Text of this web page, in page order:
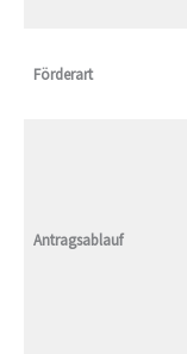
Förderart
Antragsablauf